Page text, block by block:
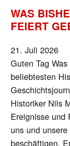
WAS
FEIERT
21. Juli 2026
Guten Tag
beliebtesten
Historiker Nils
Ereignisse und
uns und
beschäftigen.